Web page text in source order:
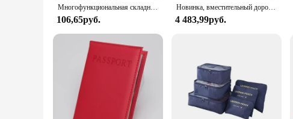
Многофункциональная складная дорожная сумка Sprunki Incredibox, сумка для ручной клади на одно плечо, большая вместительная водонепроницаемая сумка для хранения багажа
106,65руб.
Новинка, вместительный дорожный рюкзак HK, рюкзак для ноутбука 17,3 дюйма для мужчин, вместительные водонепроницаемые Рюкзаки для поездок с USB
4 483,99руб.